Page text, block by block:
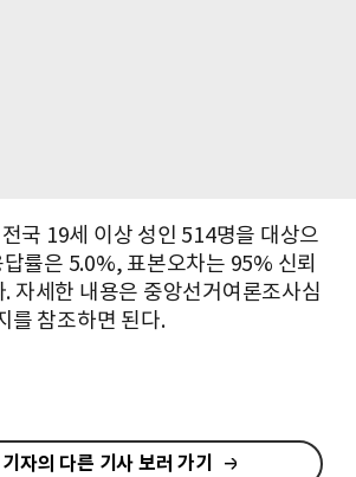
국 19세 이상 성인 514명을 대상으
률은 5.0%, 표본오차는 95% 신뢰
자세한 내용은 중앙선거여론조사심
를 참조하면 된다.
자의 다른 기사 보러 가기